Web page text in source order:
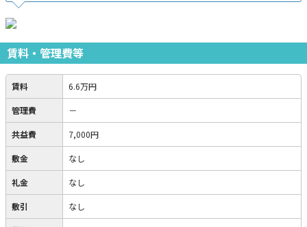
賃料・管理費等
賃料 6.6万円
管理費 －
共益費 7,000円
敷金 なし
礼金 なし
敷引 なし